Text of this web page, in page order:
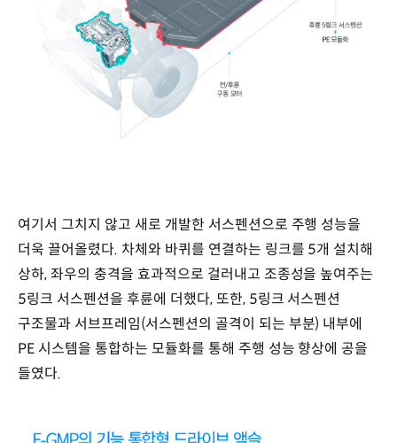
여기서 그치지 않고 새로 개발한 서스펜션으로 주행 성능을
더욱 끌어올렸다. 차체와 바퀴를 연결하는 링크를 5개 설치해
상하, 좌우의 충격을 효과적으로 걸러내고 조종성을 높여주는
5링크 서스펜션을 후륜에 더했다, 또한, 5링크 서스펜션
구조물과 서브프레임(서스펜션의 골격이 되는 부분) 내부에
PE 시스템을 통합하는 모듈화를 통해 주행 성능 향상에 공을
들였다.